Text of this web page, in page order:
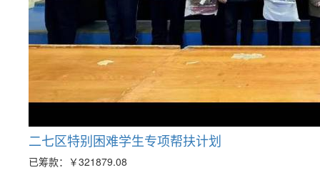
二七区特别困难学生专项帮扶计划
已筹款： ￥321879.08